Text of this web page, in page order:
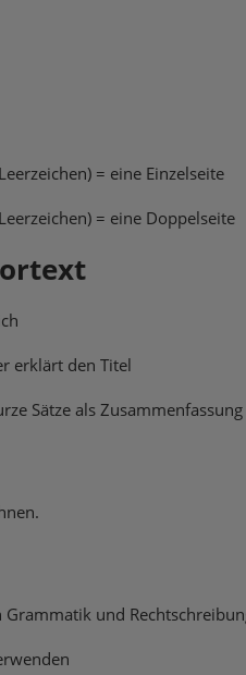
= eine Einzelseite
= eine Doppelseite
erklärt den Titel
Sätze als Zusammenfassung
und